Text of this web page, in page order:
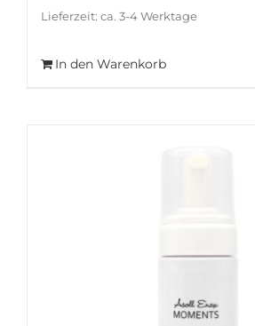
Lieferzeit: ca. 3-4 Werktage
In den Warenkorb